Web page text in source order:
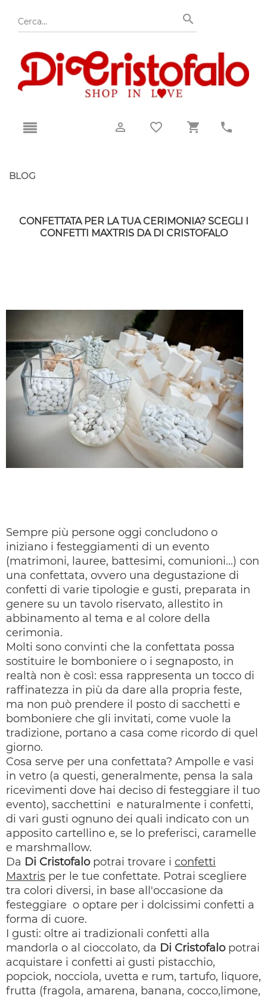
BLOG
CONFETTATA PER LA TUA CERIMONIA? SCEGLI I
CONFETTI MAXTRIS DA DI CRISTOFALO
Sempre più persone oggi concludono o
iniziano i festeggiamenti di un evento
(matrimoni, lauree, battesimi, comunioni...) con
una confettata, ovvero una degustazione di
confetti di varie tipologie e gusti, preparata in
genere su un tavolo riservato, allestito in
abbinamento al tema e al colore della
cerimonia.
Molti sono convinti che la confettata possa
sostituire le bomboniere o i segnaposto, in
realtà non è così: essa rappresenta un tocco di
raffinatezza in più da dare alla propria feste,
ma non può prendere il posto di sacchetti e
bomboniere che gli invitati, come vuole la
tradizione, portano a casa come ricordo di quel
giorno.
Cosa serve per una confettata? Ampolle e vasi
in vetro (a questi, generalmente, pensa la sala
ricevimenti dove hai deciso di festeggiare il tuo
evento), sacchettini e naturalmente i confetti,
di vari gusti ognuno dei quali indicato con un
apposito cartellino e, se lo preferisci, caramelle
e marshmallow.
Da Di Cristofalopotrai trovare i confetti
Maxtris per le tue confettate. Potrai scegliere
tra colori diversi, in base all'occasione da
festeggiare o optare per i dolcissimi confetti a
forma di cuore.
I gusti: oltre ai tradizionali confetti alla
mandorla o al cioccolato, da Di Cristofalopotrai
acquistare i confetti ai gusti pistacchio,
popciok, nocciola, uvetta e rum, tartufo, liquore,
frutta (fragola, amarena, banana, cocco,limone,